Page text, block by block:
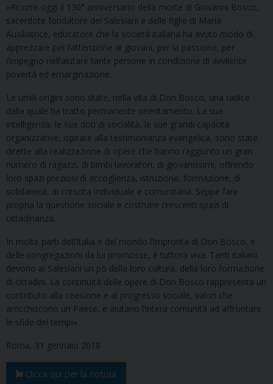
«Ricorre oggi il 130° anniversario della morte di Giovanni Bosco,
sacerdote fondatore dei Salesiani e delle figlie di Maria
Ausiliatrice, educatore che la società italiana ha avuto modo di
apprezzare per l’attenzione ai giovani, per la passione, per
l’impegno nell’aiutare tante persone in condizione di avvilente
povertà ed emarginazione.
Le umili origini sono state, nella vita di Don Bosco, una radice
dalla quale ha tratto permanente orientamento. La sua
intelligenza, le sue doti di socialità, le sue grandi capacità
organizzative, ispirate alla testimonianza evangelica, sono state
dirette alla realizzazione di opere che hanno raggiunto un gran
numero di ragazzi, di bimbi lavoratori, di giovanissimi, offrendo
loro spazi preziosi di accoglienza, istruzione, formazione, di
solidarietà, di crescita individuale e comunitaria. Seppe fare
propria la questione sociale e costruire crescenti spazi di
cittadinanza.
In molte parti dell’Italia e del mondo l’impronta di Don Bosco, e
delle congregazioni da lui promosse, è tuttora viva. Tanti italiani
devono ai Salesiani un pò della loro cultura, della loro formazione
di cittadini. La continuità delle opere di Don Bosco rappresenta un
contributo alla coesione e al progresso sociale, valori che
arricchiscono un Paese, e aiutano l’intera comunità ad affrontare
le sfide dei tempi».
Roma, 31 gennaio 2018
Clicca qui per la notizia